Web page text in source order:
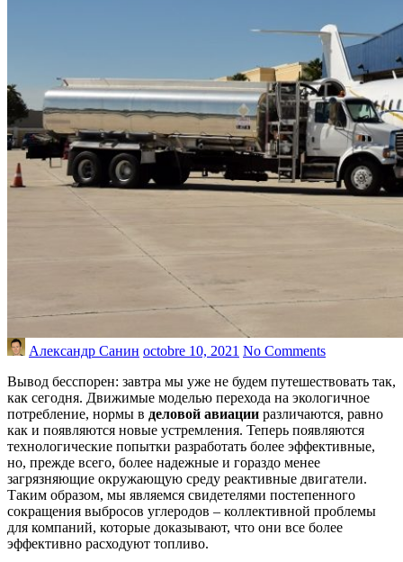
Александр Санин octobre 10, 2021 No Comments
Вывод бесспорен: завтра мы уже не будем путешествовать так,
как сегодня. Движимые моделью перехода на экологичное
потребление, нормы в деловой авиации различаются, равно
как и появляются новые устремления. Теперь появляются
технологические попытки разработать более эффективные,
но, прежде всего, более надежные и гораздо менее
загрязняющие окружающую среду реактивные двигатели.
Таким образом, мы являемся свидетелями постепенного
сокращения выбросов углеродов – коллективной проблемы
для компаний, которые доказывают, что они все более
эффективно расходуют топливо.